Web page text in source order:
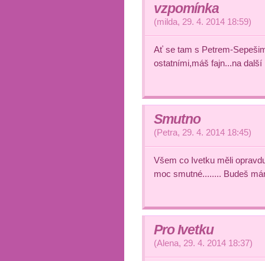
vzpomínka
(milda, 29. 4. 2014 18:59)
Ať se tam s Petrem-
ostatními,máš fajn...na
Smutno
(Petra, 29. 4. 2014 18:45)
Všem co Ivetku měli
moc smutné........ Budeš
Pro Ivetku
(Alena, 29. 4. 2014 18:37)